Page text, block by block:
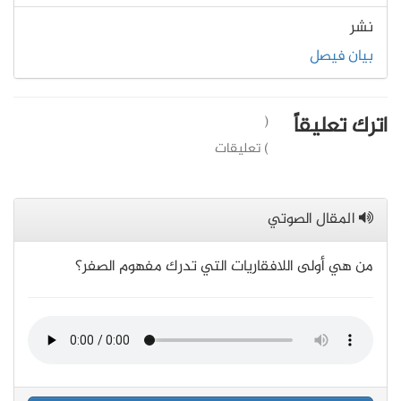
نشر
بيان فيصل
اترك تعليقاً
(
) تعليقات
المقال الصوتي
من هي أولى اللافقاريات التي تدرك مفهوم الصفر؟